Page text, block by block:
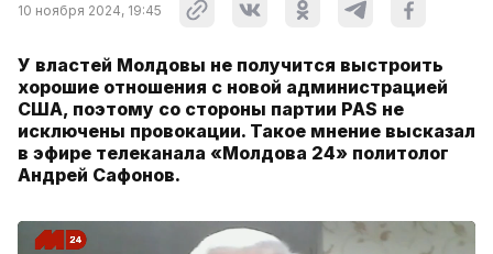
10 ноября 2024, 19:45
У властей Молдовы не получится выстроить
хорошие отношения с новой администрацией
США, поэтому со стороны партии PAS не
исключены провокации. Такое мнение высказал
в эфире телеканала «Молдова 24» политолог
Андрей Сафонов.